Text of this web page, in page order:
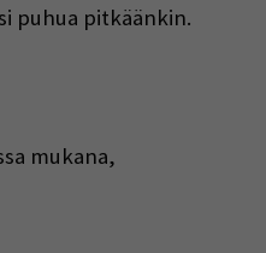
puhua pitkäänkin.
mukana,